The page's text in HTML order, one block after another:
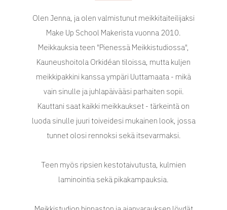
Olen Jenna, ja olen valmistunut meikkitaiteilijaksi
Make Up School Makerista vuonna 2010.
Meikkauksia teen "Pienessä Meikkistudiossa",
Kauneushoitola Orkidéan tiloissa, mutta kuljen
meikkipakkini kanssa ympäri Uuttamaata - mikä
vain sinulle ja juhlapäivääsi parhaiten sopii.
Kauttani saat kaikki meikkaukset - tärkeintä on
luoda sinulle juuri toiveidesi mukainen look, jossa
tunnet olosi rennoksi sekä itsevarmaksi.
Teen myös ripsien kestotaivutusta, kulmien
laminointia sekä pikakampauksia.